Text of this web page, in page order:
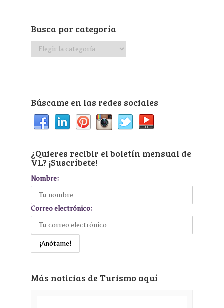
Busca por categoría
Busca
Búscame en las redes sociales
¿Quieres recibir el boletín mensual de
VL? ¡Suscríbete!
Nombre:
Correo electrónico:
Más noticias de Turismo aquí